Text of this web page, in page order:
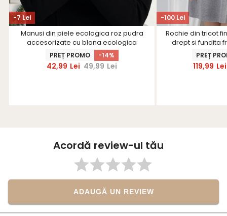
-7 Lei
Manusi din piele ecologica roz pudra
accesorizate cu blana ecologica
PREȚ PROMO -14%
42,99 Lei 49,99 Lei
-100 Lei
Rochie din tricot
drept si fundita
PREȚ
119,99 Lei
Acordă review-ul tău
ADAUGĂ UN REVIEW